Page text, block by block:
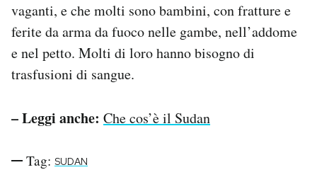
vaganti, e che molti sono bambini, con fratture e
ferite da arma da fuoco nelle gambe, nell’addome
e nel petto. Molti di loro hanno bisogno di
trasfusioni di sangue.
– Leggi anche: Che cos’è il Sudan
Tag: SUDAN